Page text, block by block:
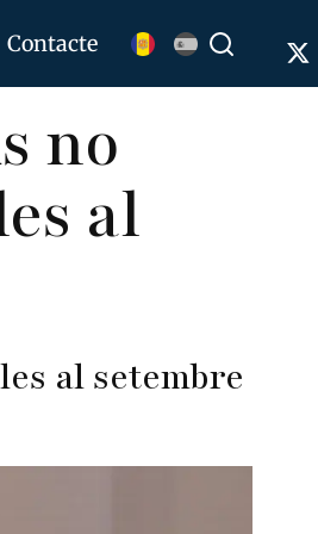
Contacte Buscar
no
al
al setembre